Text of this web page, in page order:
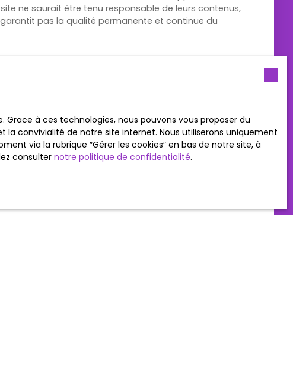
ne saurait être tenu responsable de leurs contenus,
pas la qualité permanente et continue du
de sa volonté.
du site constitue l’acceptation des mentions légales en
à ces technologies, nous pouvons vous proposer du
convivialité de notre site internet. Nous utiliserons uniquement
via la rubrique ″Gérer les cookies″ en bas de notre site, à
consulternotre politique de confidentialité.